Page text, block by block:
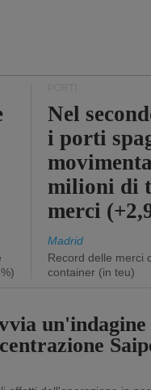
Nel
i porti
milioni di
merci
Madrid
Record delle merci
container (in teu)
un'indagine